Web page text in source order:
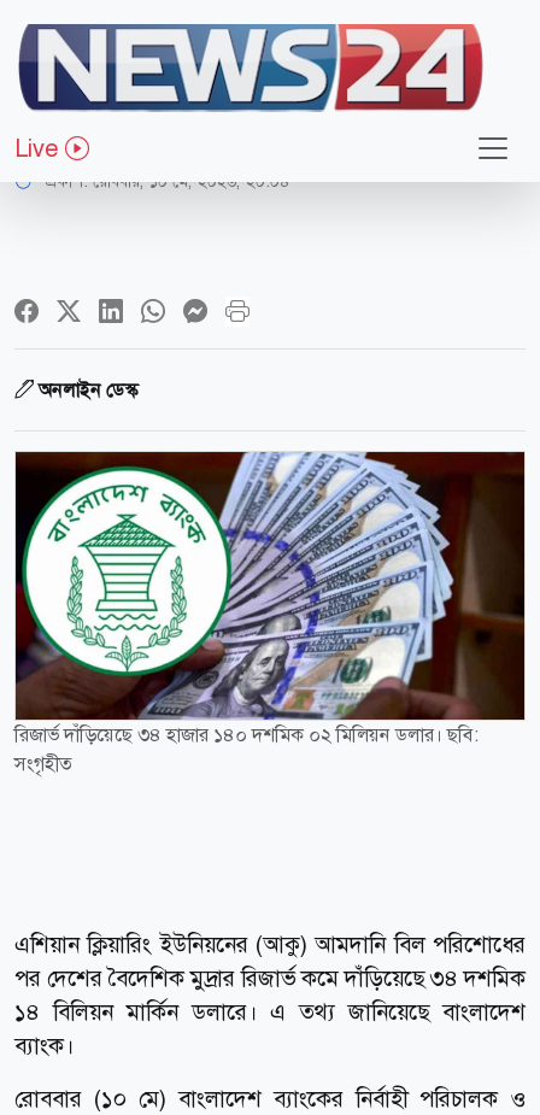
Live
অর্থ-বাণিজ্য
কমলো রিজার্ভ
প্রকাশ:রোববার, ১০ মে, ২০২৬, ২০:০৪
অনলাইন ডেস্ক
রিজার্ভ দাঁড়িয়েছে ৩৪ হাজার ১৪০ দশমিক ০২ মিলিয়ন ডলার। ছবি:
সংগৃহীত
এশিয়ান ক্লিয়ারিং ইউনিয়নের (আকু) আমদানি বিল পরিশোধের
পর দেশের বৈদেশিক মুদ্রার রিজার্ভ কমে দাঁড়িয়েছে ৩৪ দশমিক
১৪ বিলিয়ন মার্কিন ডলারে। এ তথ্য জানিয়েছে বাংলাদেশ
ব্যাংক।
রোববার (১০ মে) বাংলাদেশ ব্যাংকের নির্বাহী পরিচালক ও